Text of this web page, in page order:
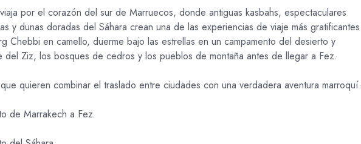
por el corazón del sur de Marruecos, donde antiguas kasbahs, espectaculares
y dunas doradas del Sáhara crean una de las experiencias de viaje más gratificantes
Chebbi en camello, duerme bajo las estrellas en un campamento del desierto y
del Ziz, los bosques de cedros y los pueblos de montaña antes de llegar a Fez.
quieren combinar el traslado entre ciudades con una verdadera aventura marroquí.
de Marrakech a Fez